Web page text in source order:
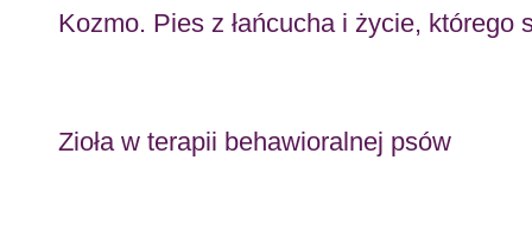
Kozmo. Pies z łańcucha i życie, którego
Zioła w terapii behawioralnej psów